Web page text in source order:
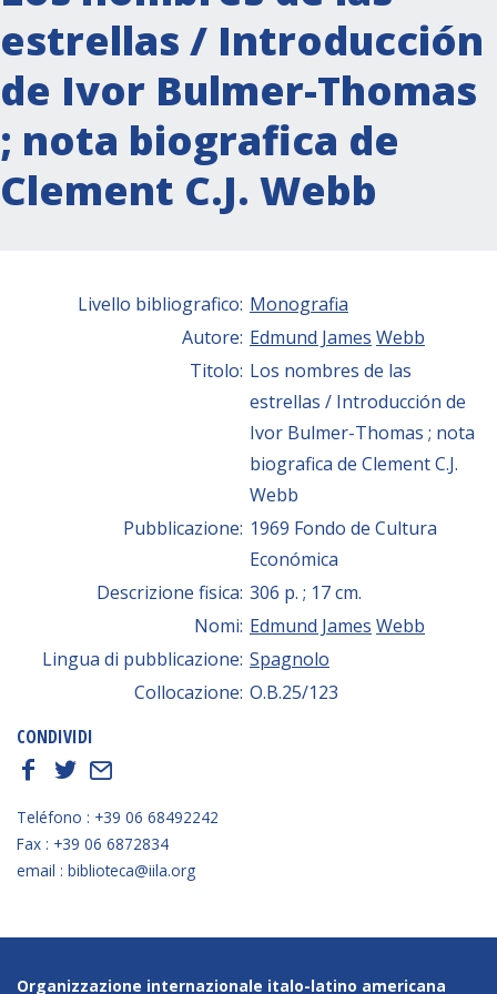
estrellas / Introducción
de Ivor Bulmer-Thomas
; nota biografica de
Clement C.J. Webb
Livello bibliografico: Monografia
Autore: Edmund James Webb
Titolo: Los nombres de las
estrellas / Introducción de
Ivor Bulmer-Thomas ; nota
biografica de Clement C.J.
Webb
Pubblicazione: 1969 Fondo de Cultura
Económica
Descrizione fisica: 306 p. ; 17 cm.
Nomi: Edmund James Webb
Lingua di pubblicazione: Spagnolo
Collocazione: O.B.25/123
CONDIVIDI
f
t E
Teléfono : +39 06 68492242
Fax : +39 06 6872834
email : biblioteca@iila.org
Organizzazione internazionale italo-latino americana